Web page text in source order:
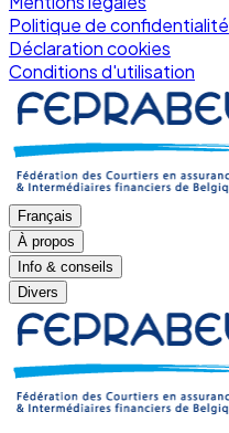
Politique de confidentialité
Déclaration cookies
Conditions d'utilisation
Français
À propos
Info & conseils
Divers